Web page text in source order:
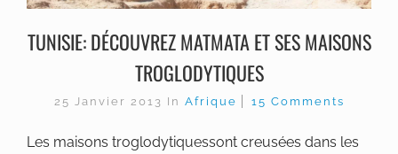
TUNISIE: DÉCOUVREZ MATMATA ET SES MAISONS
TROGLODYTIQUES
25 Janvier 2013 In Afrique 15 Comments
Les maisons troglodytiquessont creusées dans les